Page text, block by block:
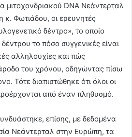
μιτοχονδριακού DNA Νεάντερταλ
κ. Φωτιάδου, οι ερευνητές
δέντρο», το οποίο
το πόσο συγγενικές είναι
αλληλουχίες και πώς
του χρόνου, οδηγώντας πίσω
Τότε διαπιστώθηκε ότι όλοι οι
από έναν πληθυσμό.
επίσης, με δεδομένα
Νεάντερταλ στην Ευρώπη, τα